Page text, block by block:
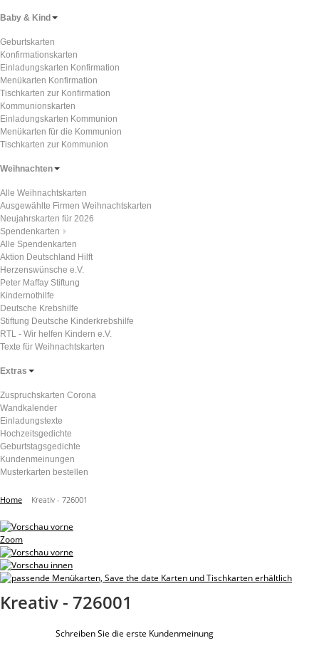
Baby & Kind
Geburtskarten
Konfirmationskarten
Einladungskarten Konfirmation
Menükarten Konfirmation
Tischkarten zur Konfirmation
Kommunionskarten
Einladungskarten Kommunion
Menükarten für die Kommunion
Tischkarten zur Kommunion
Weihnachten
Alle Weihnachtskarten
Ausgewählte Firmen Weihnachtskarten
Neujahrskarten für 2026
Spendenkarten
Alle Spendenkarten
Aktion Deutschland Hilft
Herzenswünsche e.V.
Peter Maffay Stiftung
Kindernothilfe
Deutsche Krebshilfe
Stiftung Deutsche Kinderkrebshilfe
RTL - Wir helfen Kindern e.V.
Texte für Weihnachtskarten
Extras
Zuspruchskarten Corona
Wandkalender
Einladungstexte
Hochzeitsgedichte
Geburtstagsgedichte
Kundenmeinungen
Musterkarten bestellen
Home Kreativ - 726001
Zoom
Kreativ - 726001
Schreiben Sie die erste Kundenmeinung